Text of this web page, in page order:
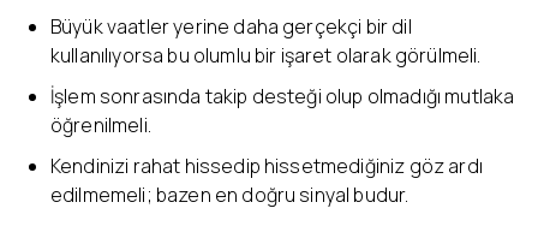
Büyük vaatler yerine daha gerçekçi bir dil
kullanılıyorsa bu olumlu bir işaret olarak görülmeli.
İşlem sonrasında takip desteği olup olmadığı mutlaka
öğrenilmeli.
Kendinizi rahat hissedip hissetmediğiniz göz ardı
edilmemeli; bazen en doğru sinyal budur.